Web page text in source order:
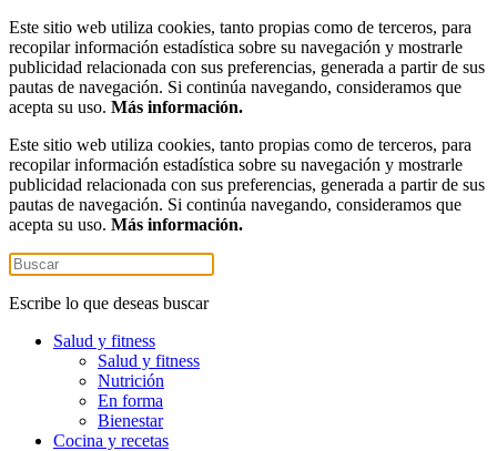
Este sitio web utiliza cookies, tanto propias como de terceros, para
recopilar información estadística sobre su navegación y mostrarle
publicidad relacionada con sus preferencias, generada a partir de sus
pautas de navegación. Si continúa navegando, consideramos que
acepta su uso. Más información.
Este sitio web utiliza cookies, tanto propias como de terceros, para
recopilar información estadística sobre su navegación y mostrarle
publicidad relacionada con sus preferencias, generada a partir de sus
pautas de navegación. Si continúa navegando, consideramos que
acepta su uso. Más información.
Escribe lo que deseas buscar
Salud y fitness
Salud y fitness
Nutrición
En forma
Bienestar
Cocina y recetas